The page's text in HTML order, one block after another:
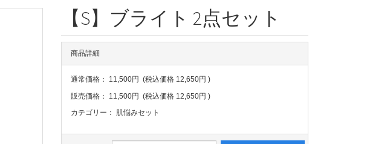
【S】ブライト 2点セット
商品詳細
通常価格： 11,500円 (税込価格 12,650円 )
販売価格：
11,500円 (税込価格 12,650円 )
カテゴリー：
肌悩みセット